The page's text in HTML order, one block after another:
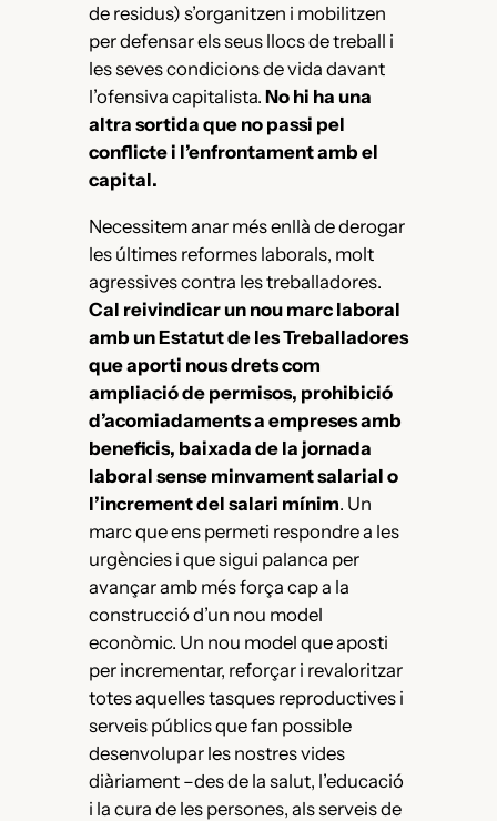
de residus) s’organitzen i mobilitzen
per defensar els seus llocs de treball i
les seves condicions de vida davant
l’ofensiva capitalista. No hi ha una
altra sortida que no passi pel
conflicte i l’enfrontament amb el
capital.
Necessitem anar més enllà de derogar
les últimes reformes laborals, molt
agressives contra les treballadores.
Cal reivindicar un nou marc laboral
amb un Estatut de les Treballadores
que aporti nous drets com
ampliació de permisos, prohibició
d’acomiadaments a empreses amb
beneficis, baixada de la jornada
laboral sense minvament salarial o
l’increment del salari mínim. Un
marc que ens permeti respondre a les
urgències i que sigui palanca per
avançar amb més força cap a la
construcció d’un nou model
econòmic. Un nou model que aposti
per incrementar, reforçar i revaloritzar
totes aquelles tasques reproductives i
serveis públics que fan possible
desenvolupar les nostres vides
diàriament –des de la salut, l’educació
i la cura de les persones, als serveis de